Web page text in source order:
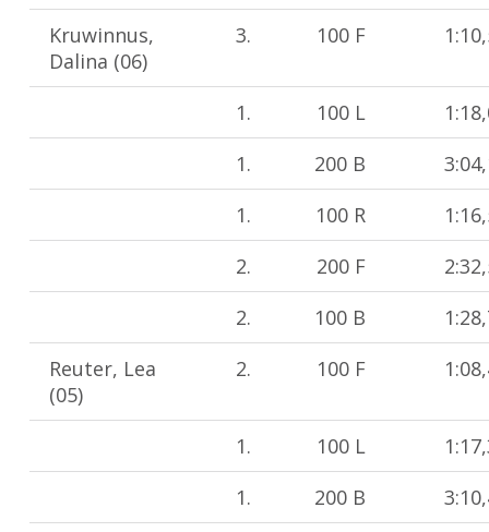
Kruwinnus,
Dalina (06)
3. 100 F
1. 100 L
1.
200 B
1.
100 R
2.
200 F
2.
100 B
Reuter, Lea
(05)
2. 100 F
1. 100 L
1.
200 B